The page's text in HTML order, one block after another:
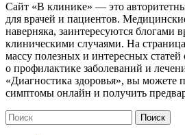
Сайт «В клинике» — это
для врачей и пациентов.
наверняка, заинтересуются блогами
клиническими случаями. На
массу полезных и интересных статей
о профилактике заболеваний и
«Диагностика здоровья», вы можете
симптомы онлайн и получить